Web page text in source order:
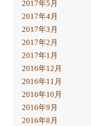
2017年5月
2017年4月
2017年3月
2017年2月
2017年1月
2016年12月
2016年11月
2016年10月
2016年9月
2016年8月